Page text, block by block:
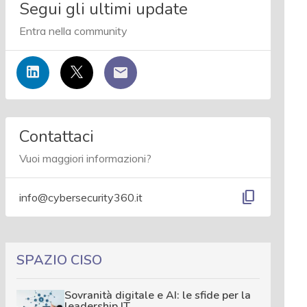
Segui gli ultimi update
Entra nella community
Contattaci
Vuoi maggiori informazioni?
info@cybersecurity360.it content_copy
SPAZIO CISO
Sovranità digitale e AI: le sfide per la